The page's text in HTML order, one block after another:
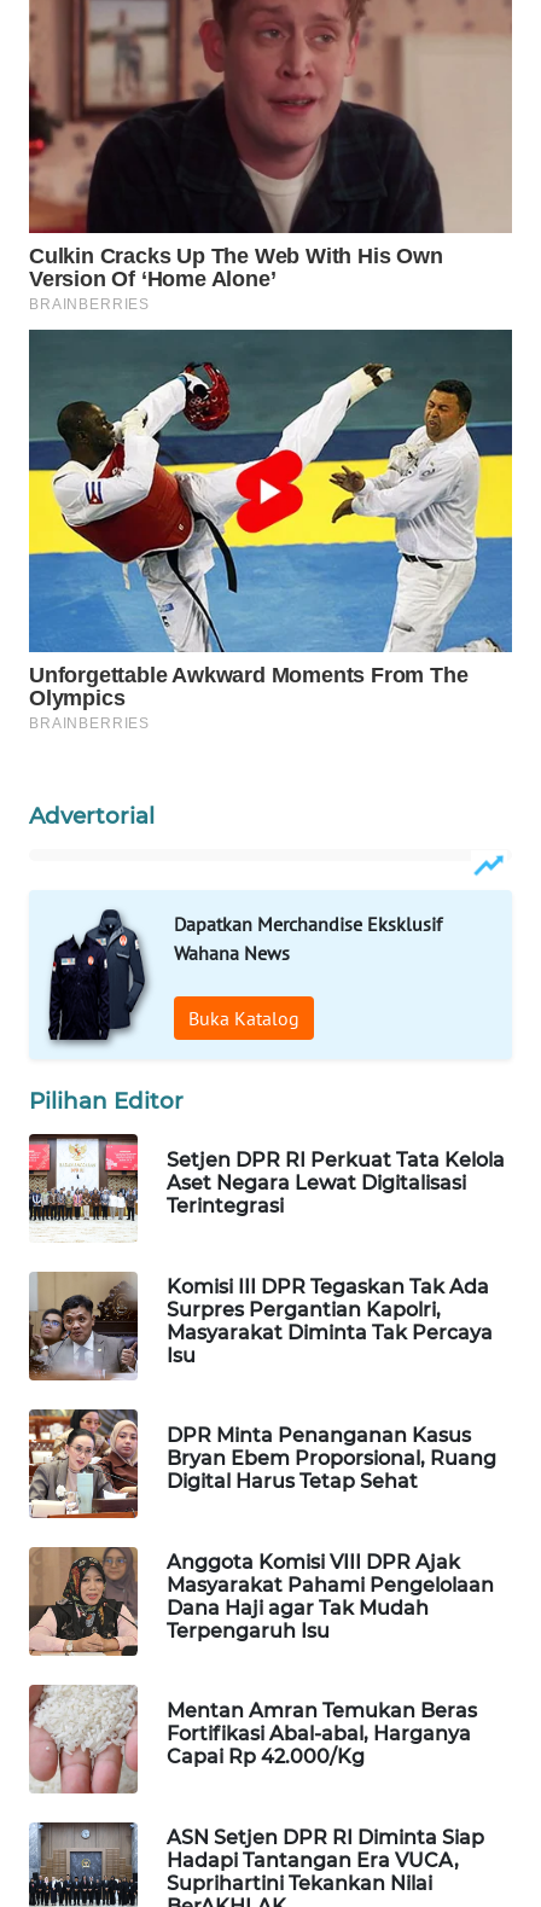
Advertorial
Dapatkan Merchandise Eksklusif
Wahana News
Buka Katalog
Pilihan Editor
Setjen DPR RI Perkuat Tata Kelola
Aset Negara Lewat Digitalisasi
Terintegrasi
Komisi III DPR Tegaskan Tak Ada
Surpres Pergantian Kapolri,
Masyarakat Diminta Tak Percaya
Isu
DPR Minta Penanganan Kasus
Bryan Ebem Proporsional, Ruang
Digital Harus Tetap Sehat
Anggota Komisi VIII DPR Ajak
Masyarakat Pahami Pengelolaan
Dana Haji agar Tak Mudah
Terpengaruh Isu
Mentan Amran Temukan Beras
Fortifikasi Abal-abal, Harganya
Capai Rp 42.000/Kg
ASN Setjen DPR RI Diminta Siap
Hadapi Tantangan Era VUCA,
Suprihartini Tekankan Nilai
WN
LIKUPANG
WN
LABUANBAJO
WN
BORNEO
Wahana
Media
WAHANA
NEWS
WAHANA
TANI
WAHANA
ADVOKAT
WAHANA
INFRASTRUKTUR
LISTRIK
WAHANA
TRAVEL
WAHANA
TV
ID
WAHANANEWS
CO ID
WAHANANEWS
NET
SPORT
WAHANA
UMKM
WAHANA
SELEB
PERSONA
WAHANA
OTOMOTIF
WAHANA
HEALTH